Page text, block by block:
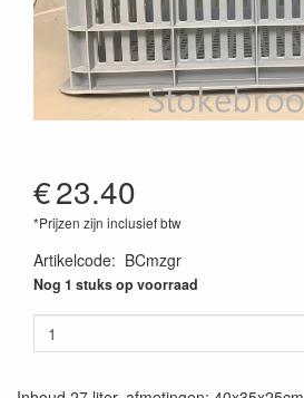
€23.40
*Prijzen zijn inclusief btw
Artikelcode: BCmzgr
Nog 1 stuks op voorraad